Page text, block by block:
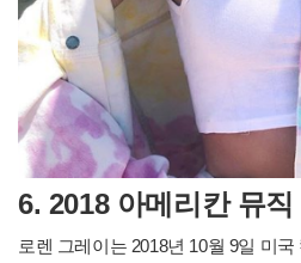
6. 2018 아메리칸 뮤
로렌 그레이는 2018년 10월 9일 미